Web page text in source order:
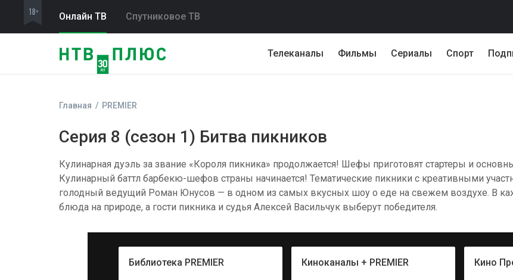
Онлайн ТВ Спутниковое ТВ
Телеканалы Фильмы Сериалы Спорт
Главная PREMIER
Серия 8 (сезон 1) Битва пикников
Кулинарная дуэль за звание «Короля пикника» продолжается! Шефы приготовят стартеры и
Кулинарный баттл барбекю-шефов страны начинается! Тематические пикники с креативными
голодный ведущий Роман Юнусов — в одном из самых вкусных шоу о еде на свежем воздухе. В
блюда на природе, а гости пикника и судья Алексей Васильчук выберут победителя.
Библиотека PREMIER Киноканалы + PREMIER Кино